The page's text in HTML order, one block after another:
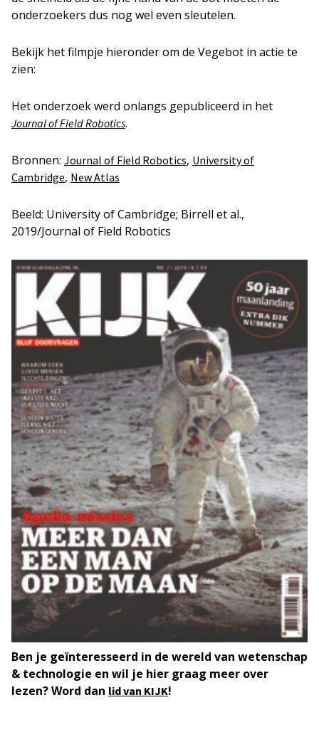
onderzoekers dus nog wel even sleutelen.
Bekijk het filmpje hieronder om de Vegebot in actie te
zien:
Het onderzoek werd onlangs gepubliceerd in het
Journal of Field Robotics.
Bronnen: Journal of Field Robotics, University of
Cambridge, New Atlas
Beeld: University of Cambridge; Birrell et al.,
2019/Journal of Field Robotics
Ben je geïnteresseerd in de wereld van wetenschap
& technologie en wil je hier graag meer over
lezen? Word dan lid van KIJK!